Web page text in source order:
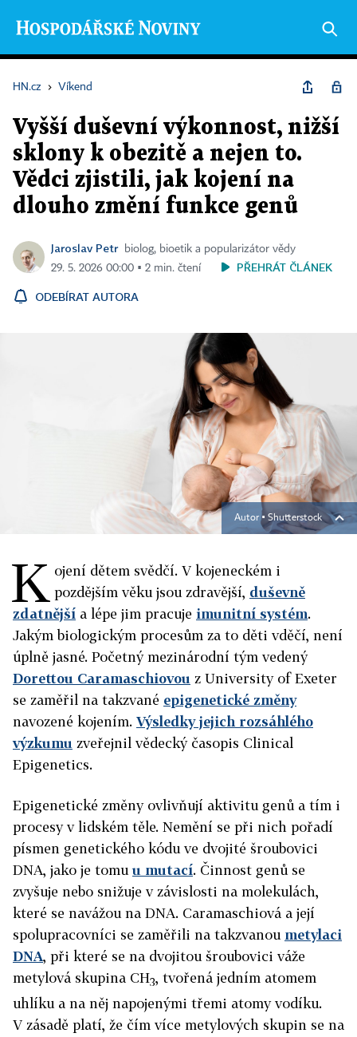
HN.cz › Víkend
Vyšší duševní výkonnost, nižší
sklony k obezitě a nejen to.
Vědci zjistili, jak kojení na
dlouho změní funkce genů
Jaroslav Petr
biolog, bioetik a popularizátor vědy
29. 5. 2026 00:00 ▪ 2 min. čtení
PŘEHRÁT ČLÁNEK
ODEBÍRAT AUTORA
Autor ▪ Shutterstock
K ojení dětem svědčí. V kojeneckém i
pozdějším věku jsou zdravější, duševně
zdatnější a lépe jim pracuje imunitní systém.
Jakým biologickým procesům za to děti vděčí, není
úplně jasné. Početný mezinárodní tým vedený
Dorettou Caramaschiovou z University of Exeter
se zaměřil na takzvané epigenetické změny
navozené kojením. Výsledky jejich rozsáhlého
výzkumu zveřejnil vědecký časopis Clinical
Epigenetics.
Epigenetické změny ovlivňují aktivitu genů a tím i
procesy v lidském těle. Nemění se při nich pořadí
písmen genetického kódu ve dvojité šroubovici
DNA, jako je tomuu mutací. Činnost genů se
zvyšuje nebo snižuje v závislosti na molekulách,
které se navážou na DNA. Caramaschiová a její
spolupracovníci se zaměřili na takzvanou metylaci
DNA, při které se na dvojitou šroubovici váže
metylová skupina CH3, tvořená jedním atomem
uhlíku a na něj napojenými třemi atomy vodíku.
V zásadě platí, že čím více metylových skupin se na